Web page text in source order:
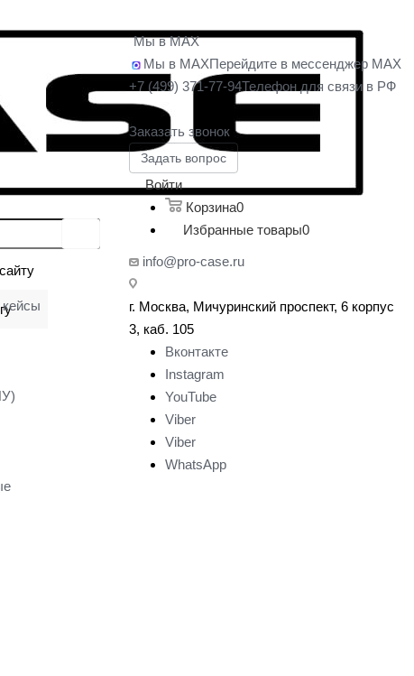
Мы в MAX
Мы в MAXПерейдите в мессенджер MAX
+7 (499) 371-77-94Телефон для связи в РФ
Заказать звонок
Задать вопрос
Войти
Корзина0
Избранные товары0
info@pro-case.ru
г. Москва, Мичуринский проспект, 6 корпус
3, каб. 105
Вконтакте
Instagram
YouTube
Viber
Viber
WhatsApp